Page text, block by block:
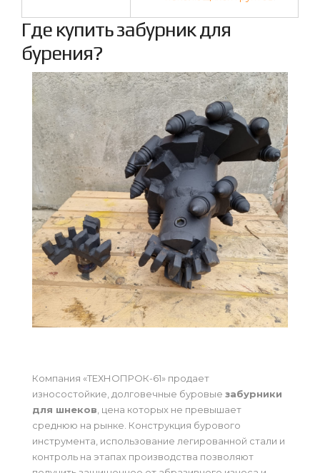
Где купить забурник для
бурения?
Компания «ТЕХНОПРОК-61» продает
износостойкие, долговечные буровые забурники
для шнеков , цена которых не превышает
среднюю на рынке. Конструкция бурового
инструмента, использование легированной стали и
контроль на этапах производства позволяют